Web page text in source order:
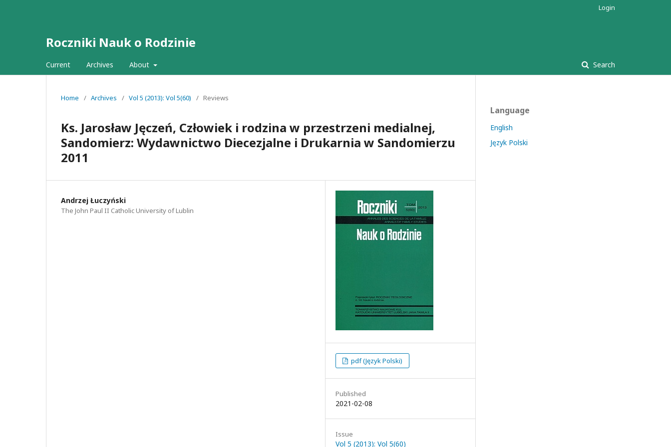
Roczniki Nauk o Rodzinie
Current Archives About Search
Login
Home / Archives / Vol 5 (2013): Vol 5(60) / Reviews
Ks. Jarosław Jęczeń, Człowiek i rodzina w przestrzeni medialnej,
Sandomierz: Wydawnictwo Diecezjalne i Drukarnia w Sandomierzu
2011
Andrzej Łuczyński
The John Paul II Catholic University of Lublin
pdf (Język Polski)
Published
2021-02-08
Issue
Vol 5 (2013): Vol 5(60)
Language
English
Język Polski